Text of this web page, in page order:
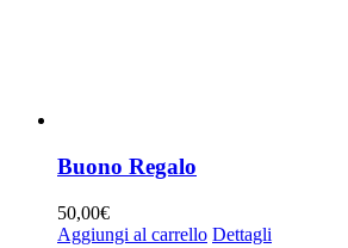
Buono Regalo
50,00€
Aggiungi al carrello Dettagli